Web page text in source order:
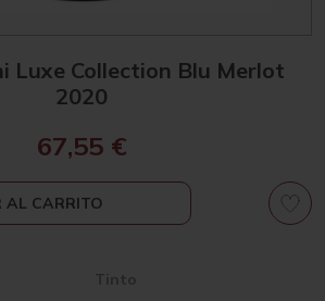
Luxe Collection Blu Merlot
2020
Tinto
67,55 €
AL CARRITO